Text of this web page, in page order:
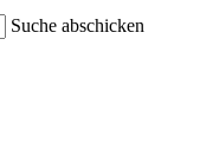
Suche abschicken